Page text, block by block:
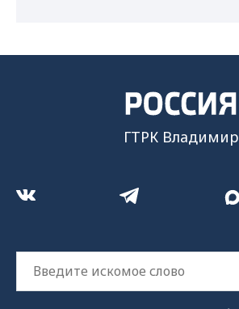
ГТРК Владимир